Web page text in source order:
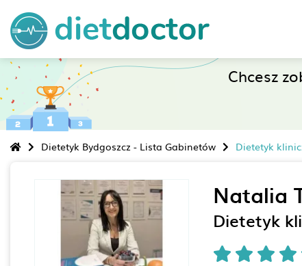
Chcesz
Dietetyk Bydgoszcz - Lista Gabinetów Dietetyk
Natalia
Dietetyk